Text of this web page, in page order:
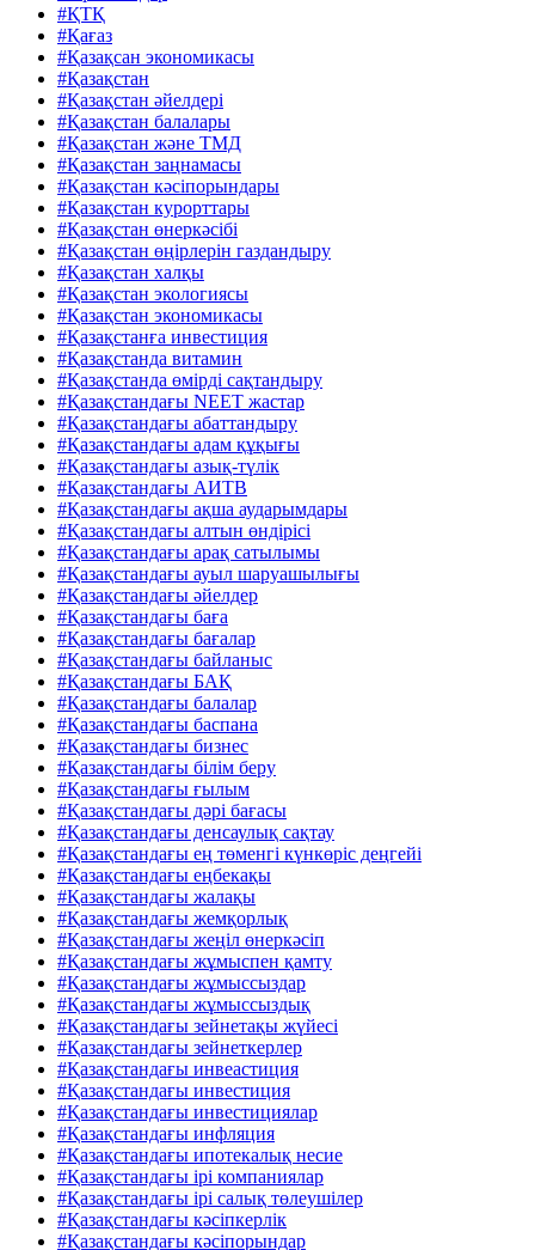
#ҚTҚ
#Қағаз
#Қазақсан экономикасы
#Қазақстан
#Қазақстан әйелдері
#Қазақстан балалары
#Қазақстан және ТМД
#Қазақстан заңнамасы
#Қазақстан кәсіпорындары
#Қазақстан курорттары
#Қазақстан өнеркәсібі
#Қазақстан өңірлерін газдандыру
#Қазақстан халқы
#Қазақстан экологиясы
#Қазақстан экономикасы
#Қазақстанға инвестиция
#Қазақстанда витамин
#Қазақстанда өмірді сақтандыру
#Қазақстандағы NEET жастар
#Қазақстандағы абаттандыру
#Қазақстандағы адам құқығы
#Қазақстандағы азық-түлік
#Қазақстандағы АИТВ
#Қазақстандағы ақша аударымдары
#Қазақстандағы алтын өндірісі
#Қазақстандағы арақ сатылымы
#Қазақстандағы ауыл шаруашылығы
#Қазақстандағы әйелдер
#Қазақстандағы баға
#Қазақстандағы бағалар
#Қазақстандағы байланыс
#Қазақстандағы БАҚ
#Қазақстандағы балалар
#Қазақстандағы баспана
#Қазақстандағы бизнес
#Қазақстандағы білім беру
#Қазақстандағы ғылым
#Қазақстандағы дәрі бағасы
#Қазақстандағы денсаулық сақтау
#Қазақстандағы ең төменгі күнкөріс деңгейі
#Қазақстандағы еңбекақы
#Қазақстандағы жалақы
#Қазақстандағы жемқорлық
#Қазақстандағы жеңіл өнеркәсіп
#Қазақстандағы жұмыспен қамту
#Қазақстандағы жұмыссыздар
#Қазақстандағы жұмыссыздық
#Қазақстандағы зейнетақы жүйесі
#Қазақстандағы зейнеткерлер
#Қазақстандағы инвеастиция
#Қазақстандағы инвестиция
#Қазақстандағы инвестициялар
#Қазақстандағы инфляция
#Қазақстандағы ипотекалық несие
#Қазақстандағы ірі компаниялар
#Қазақстандағы ірі салық төлеушілер
#Қазақстандағы кәсіпкерлік
#Қазақстандағы кәсіпорындар